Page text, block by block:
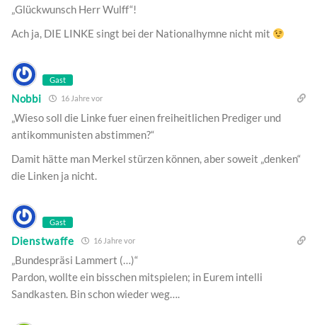
„Glückwunsch Herr Wulff“!
Ach ja, DIE LINKE singt bei der Nationalhymne nicht mit
Gast
Nobbi 16 Jahre vor
„Wieso soll die Linke fuer einen freiheitlichen Prediger und
antikommunisten abstimmen?“
Damit hätte man Merkel stürzen können, aber soweit „denken“
die Linken ja nicht.
Gast
Dienstwaffe 16 Jahre vor
„Bundespräsi Lammert (…)“
Pardon, wollte ein bisschen mitspielen; in Eurem intelli
Sandkasten. Bin schon wieder weg….